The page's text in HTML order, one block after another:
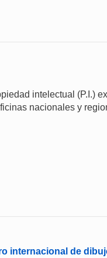
intelectual (P.I.)
nacionales y
internacional de